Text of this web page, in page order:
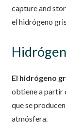
capture and
el hidrógeno
El hidrógeno
obtiene a partir
que se
atmósfera.